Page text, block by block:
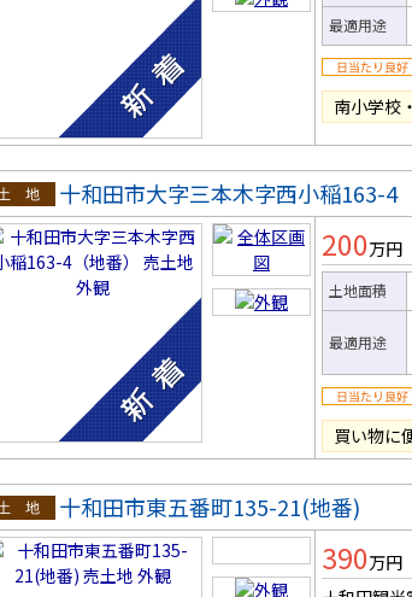
最適用途
南小学校
地
十和田市大字三本木字西小稲163-4
200万円
土地面積
最適用途
買い物に
地
十和田市東五番町135-21(地番)
390万円